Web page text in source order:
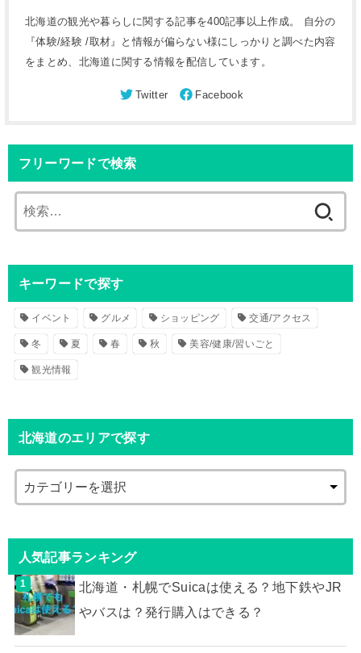
北海道の観光や暮らしに関する記事を400記事以上作成。 自分の
『体験/経験 /取材』と情報が偏らない様にしっかりと調べた内容
をまとめ、北海道に関する情報を配信しています。
フリーワードで検索
索
キーワードで探す
イベント グルメ ショッピング 交通/アクセス
冬 夏 春 秋 美容/健康/習いごと
観光情報
北海道のエリアで探す
人気記事ランキング
北海道・札幌でSuicaは使える？地下鉄やJR
やバスは？発行購入はできる？